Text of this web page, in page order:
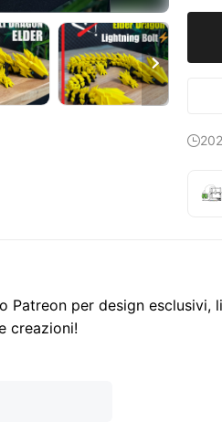


Patreon per design esclusivi,
creazioni!